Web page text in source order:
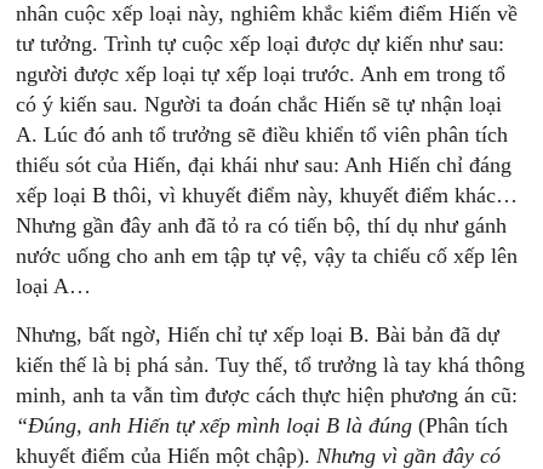
nhân cuộc xếp loại này, nghiêm khắc kiểm điểm Hiến về
tư tưởng. Trình tự cuộc xếp loại được dự kiến như sau:
người được xếp loại tự xếp loại trước. Anh em trong tổ
có ý kiến sau. Người ta đoán chắc Hiến sẽ tự nhận loại
A. Lúc đó anh tổ trưởng sẽ điều khiển tổ viên phân tích
thiếu sót của Hiến, đại khái như sau: Anh Hiến chỉ đáng
xếp loại B thôi, vì khuyết điểm này, khuyết điểm khác…
Nhưng gần đây anh đã tỏ ra có tiến bộ, thí dụ như gánh
nước uống cho anh em tập tự vệ, vậy ta chiếu cố xếp lên
loại A…
Nhưng, bất ngờ, Hiến chỉ tự xếp loại B. Bài bản đã dự
kiến thế là bị phá sản. Tuy thế, tổ trưởng là tay khá thông
minh, anh ta vẫn tìm được cách thực hiện phương án cũ:
“Đúng, anh Hiến tự xếp mình loại B là đúng (Phân tích
khuyết điểm của Hiến một chập).Nhưng vì gần đây có